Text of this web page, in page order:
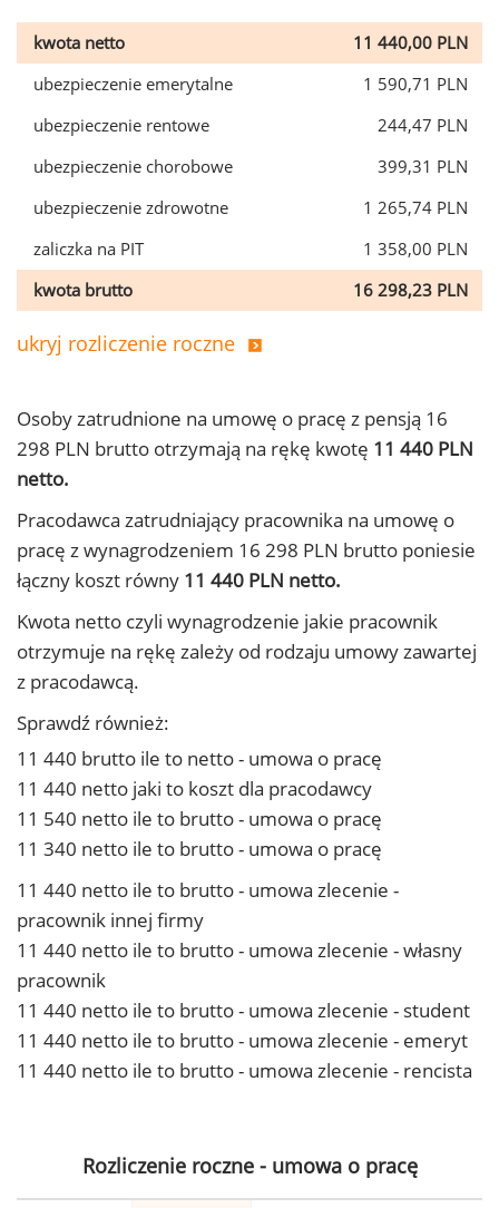
kwota netto
11 440,00 PLN
ubezpieczenie emerytalne
1 590,71 PLN
ubezpieczenie rentowe
244,47 PLN
ubezpieczenie chorobowe
399,31 PLN
ubezpieczenie zdrowotne
1 265,74 PLN
zaliczka na PIT
1 358,00 PLN
kwota brutto
16 298,23 PLN
ukryj rozliczenie roczne
Osoby zatrudnione na umowę o pracę z pensją 16
298 PLN brutto otrzymają na rękę kwotę 11 440 PLN
netto.
Pracodawca zatrudniający pracownika na umowę o
pracę z wynagrodzeniem 16 298 PLN brutto poniesie
łączny koszt równy 11 440 PLN netto.
Kwota netto czyli wynagrodzenie jakie pracownik
otrzymuje na rękę zależy od rodzaju umowy zawartej
z pracodawcą.
Sprawdź również:
11 440 brutto ile to netto - umowa o pracę
11 440 netto jaki to koszt dla pracodawcy
11 540 netto ile to brutto - umowa o pracę
11 340 netto ile to brutto - umowa o pracę
11 440 netto ile to brutto - umowa zlecenie -
pracownik innej firmy
11 440 netto ile to brutto - umowa zlecenie - własny
pracownik
11 440 netto ile to brutto - umowa zlecenie - student
11 440 netto ile to brutto - umowa zlecenie - emeryt
11 440 netto ile to brutto - umowa zlecenie - rencista
Rozliczenie roczne - umowa o pracę